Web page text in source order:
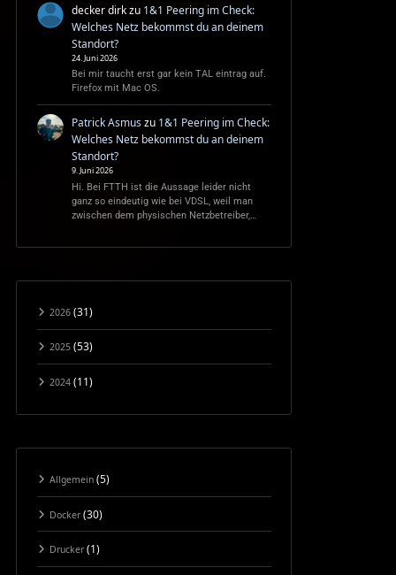
decker dirkzu 1&1 Peering im Check:
Welches Netz bekommst du an deinem
Standort?
24. Juni 2026
Bei mir taucht erst gar kein TAL eintrag auf.
Firefox mit Mac OS.
Patrick Asmuszu 1&1 Peering im Check:
Welches Netz bekommst du an deinem
Standort?
9. Juni 2026
Hi. Bei FTTH ist die Aussage leider nicht
ganz so eindeutig wie bei VDSL, weil man
zwischen dem physischen Netzbetreiber,…
2026(31)
2025(53)
2024(11)
Allgemein(5)
Docker(30)
Drucker(1)